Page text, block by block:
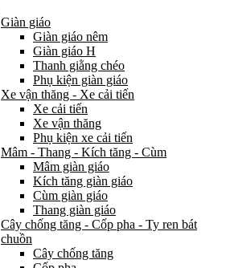
Giàn giáo
Giàn giáo nêm
Giàn giáo H
Thanh giằng chéo
Phụ kiện giàn giáo
Xe vận thăng - Xe cải tiến
Xe cải tiến
Xe vận thăng
Phụ kiện xe cải tiến
Mâm - Thang - Kích tăng - Cùm
Mâm giàn giáo
Kích tăng giàn giáo
Cùm giàn giáo
Thang giàn giáo
Cây chống tăng - Cốp pha - Ty ren bát
chuồn
Cây chống tăng